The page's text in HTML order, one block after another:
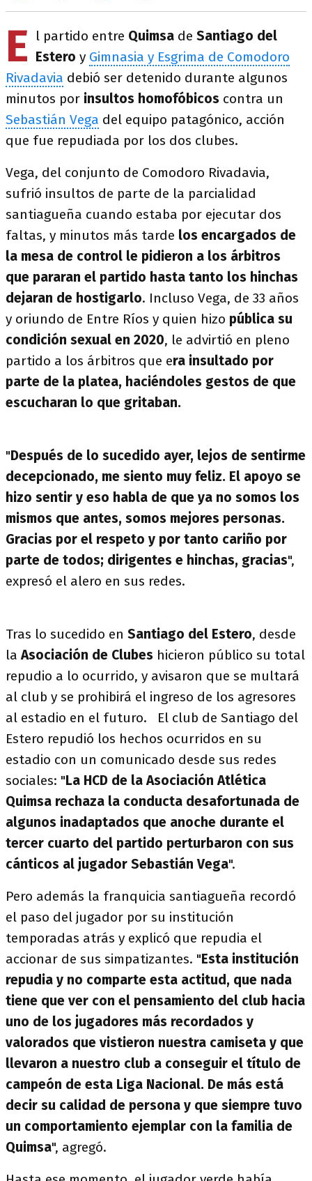
E l partido entre Quimsa de Santiago del
Estero y Gimnasia y Esgrima de Comodoro
Rivadavia debió ser detenido durante algunos
minutos por insultos homofóbicos contra un
Sebastián Vega del equipo patagónico, acción
que fue repudiada por los dos clubes.
Vega, del conjunto de Comodoro Rivadavia,
sufrió insultos de parte de la parcialidad
santiagueña cuando estaba por ejecutar dos
faltas, y minutos más tarde los encargados de
la mesa de control le pidieron a los árbitros
que pararan el partido hasta tanto los hinchas
dejaran de hostigarlo. Incluso Vega, de 33 años
y oriundo de Entre Ríos y quien hizo pública su
condición sexual en 2020, le advirtió en pleno
partido a los árbitros que era insultado por
parte de la platea, haciéndoles gestos de que
escucharan lo que gritaban.
"Después de lo sucedido ayer, lejos de sentirme
decepcionado, me siento muy feliz. El apoyo se
hizo sentir y eso habla de que ya no somos los
mismos que antes, somos mejores personas.
Gracias por el respeto y por tanto cariño por
parte de todos; dirigentes e hinchas, gracias",
expresó el alero en sus redes.
Tras lo sucedido en Santiago del Estero, desde
laAsociación de Clubes hicieron público su total
repudio a lo ocurrido, y avisaron que se multará
al club y se prohibirá el ingreso de los agresores
al estadio en el futuro. El club de Santiago del
Estero repudió los hechos ocurridos en su
estadio con un comunicado desde sus redes
sociales: "La HCD de la Asociación Atlética
Quimsa rechaza la conducta desafortunada de
algunos inadaptados que anoche durante el
tercer cuarto del partido perturbaron con sus
cánticos al jugador Sebastián Vega".
Pero además la franquicia santiagueña recordó
el paso del jugador por su institución
temporadas atrás y explicó que repudia el
accionar de sus simpatizantes. "Esta institución
repudia y no comparte esta actitud, que nada
tiene que ver con el pensamiento del club hacia
uno de los jugadores más recordados y
valorados que vistieron nuestra camiseta y que
llevaron a nuestro club a conseguir el título de
campeón de esta Liga Nacional. De más está
decir su calidad de persona y que siempre tuvo
un comportamiento ejemplar con la familia de
Quimsa", agregó.